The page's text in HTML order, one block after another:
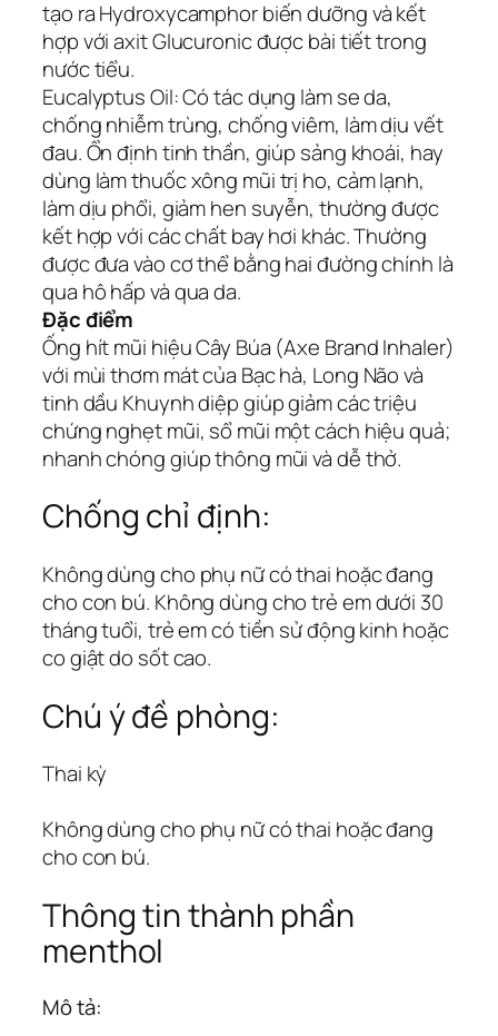
tạo ra Hydroxycamphor biến dưỡng và kết
hợp với axit Glucuronic được bài tiết trong
nước tiểu.
Eucalyptus Oil: Có tác dụng làm se da,
chống nhiễm trùng, chống viêm, làm dịu vết
đau. Ổn định tinh thần, giúp sảng khoái, hay
dùng làm thuốc xông mũi trị ho, cảm lạnh,
làm dịu phổi, giảm hen suyễn, thường được
kết hợp với các chất bay hơi khác. Thường
được đưa vào cơ thể bằng hai đường chính là
qua hô hấp và qua da.
Đặc điểm
Ống hít mũi hiệu Cây Búa (Axe Brand Inhaler)
với mùi thơm mát của Bạc hà, Long Não và
tinh dầu Khuynh diệp giúp giảm các triệu
chứng nghẹt mũi, sổ mũi một cách hiệu quả;
nhanh chóng giúp thông mũi và dễ thở.
Chống chỉ định:
Không dùng cho phụ nữ có thai hoặc đang
cho con bú. Không dùng cho trẻ em dưới 30
tháng tuổi, trẻ em có tiền sử động kinh hoặc
co giật do sốt cao.
Chú ý đề phòng:
Thai kỳ
Không dùng cho phụ nữ có thai hoặc đang
cho con bú.
Thông tin thành phần
menthol
Mô tả: